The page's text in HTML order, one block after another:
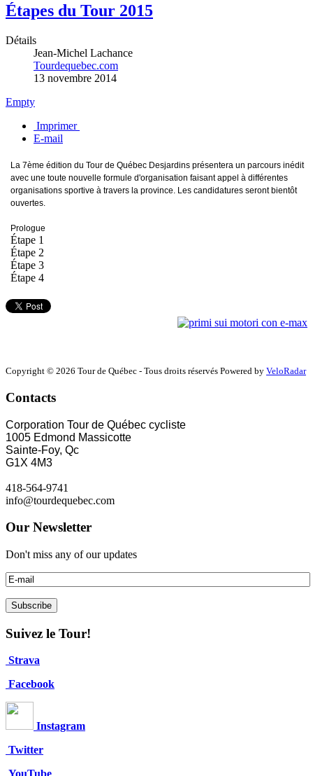
Étapes du Tour 2015
Détails
Jean-Michel Lachance
Tourdequebec.com
13 novembre 2014
Empty
Imprimer
E-mail
La 7ème édition du Tour de Québec Desjardins présentera un parcours inédit
avec une toute nouvelle formule d'organisation faisant appel à différentes
organisations sportive à travers la province. Les candidatures seront bientôt
ouvertes.
Prologue
Étape 1
Étape 2
Étape 3
Étape 4
Copyright © 2026 Tour de Québec - Tous droits réservés Powered by VeloRadar
Contacts
Corporation Tour de Québec cycliste
1005 Edmond Massicotte
Sainte-Foy, Qc
G1X 4M3
418-564-9741
info@tourdequebec.com
Our Newsletter
Don't miss any of our updates
Suivez le Tour!
Strava
Facebook
Instagram
Twitter